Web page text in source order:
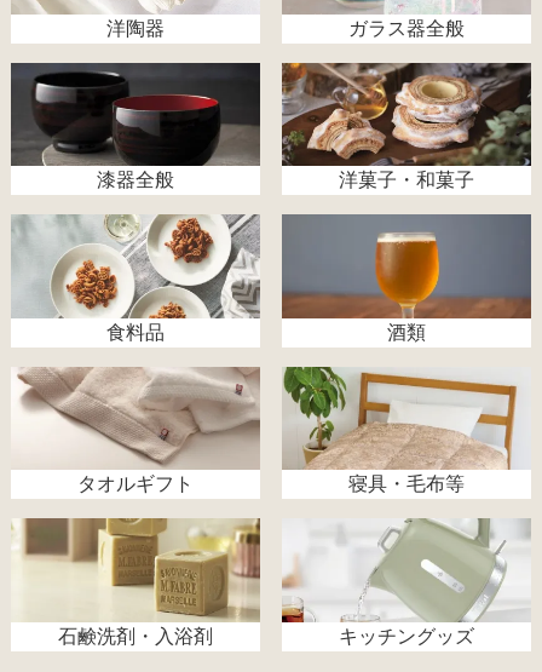
洋陶器 ガラス器全般
漆器全般 洋菓子・和菓子
食料品 酒類
タオルギフト 寝具・毛布等
石鹸洗剤・入浴剤 キッチングッズ